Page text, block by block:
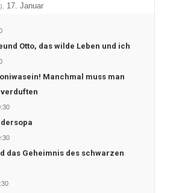
17. Januar
Otto, das wilde Leben und ich
Manchmal muss man
das Geheimnis des schwarzen